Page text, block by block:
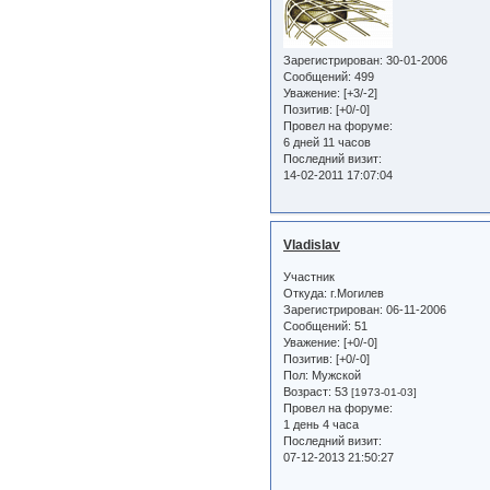
Зарегистрирован: 30-01-2006
Сообщений: 499
Уважение: [+3/-2]
Позитив: [+0/-0]
Провел на форуме:
6 дней 11 часов
Последний визит:
14-02-2011 17:07:04
Vladislav
Участник
Откуда: г.Могилев
Зарегистрирован: 06-11-2006
Сообщений: 51
Уважение: [+0/-0]
Позитив: [+0/-0]
Пол: Мужской
Возраст: 53 [1973-01-03]
Провел на форуме:
1 день 4 часа
Последний визит:
07-12-2013 21:50:27